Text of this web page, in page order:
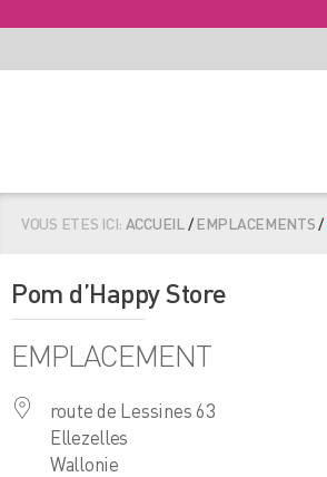
VOUS ETES ICI: ACCUEIL/EMPLACEMENTS/
Pom d’Happy Store
EMPLACEMENT
route de Lessines 63
Ellezelles
Wallonie